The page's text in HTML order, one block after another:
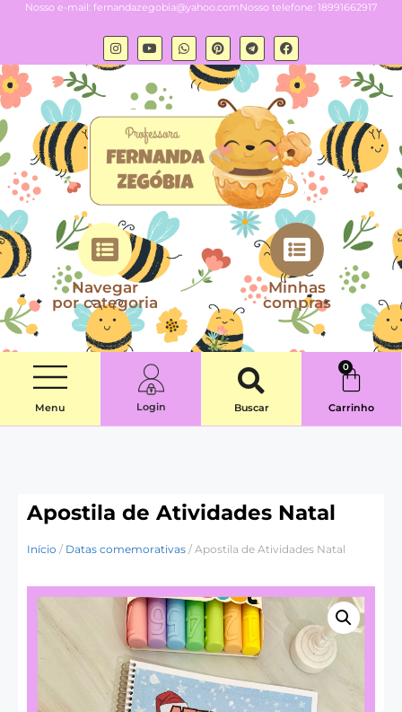
Nosso e-mail: fernandazegobia@yahoo.comNosso telefone: 18991662917
Navegar
por categoria
Minhas
compras
Menu Login Buscar
0
Carrinho
Apostila de Atividades Natal
Início / Datas comemorativas / Apostila de Atividades Natal